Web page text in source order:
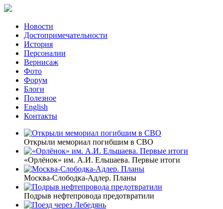
Новости
Достопримечательности
История
Персоналии
Вернисаж
Фото
Форум
Блоги
Полезное
English
Контакты
Открыли мемориал погибшим в СВО
«Орлёнок» им. А.И. Ельшаева. Первые итоги
Москва-Слободка-Адлер. Планы
Подрыв нефтепровода предотвратили